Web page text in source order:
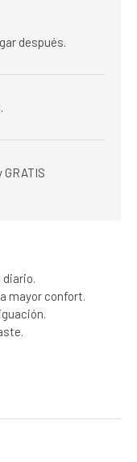
después.
diario.
mayor confort.